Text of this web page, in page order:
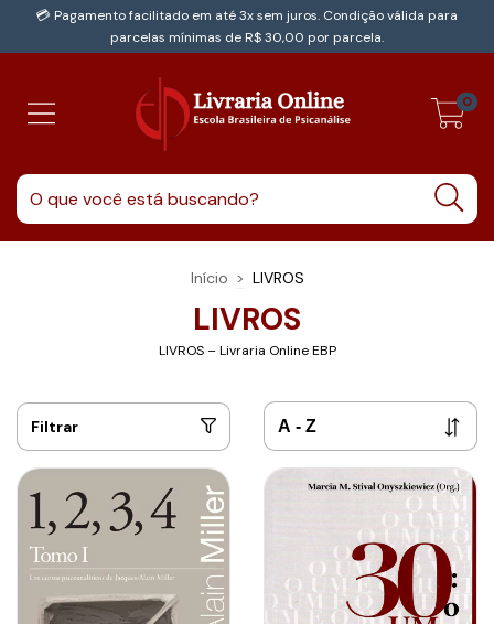
💳 Pagamento facilitado em até 3x sem juros. Condição válida para
parcelas mínimas de R$ 30,00 por parcela.
0
Início > LIVROS
LIVROS
LIVROS – Livraria Online EBP
Filtrar